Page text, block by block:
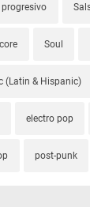
progresivo
Soul
(Latin & Hispanic)
electro pop
post-punk